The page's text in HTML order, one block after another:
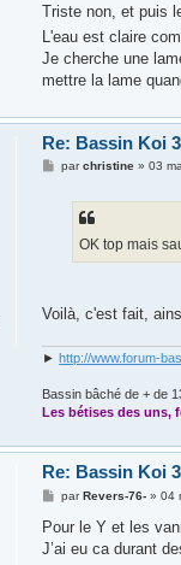
Triste non, et puis
L'eau est claire
Je cherche une
mettre la lame
Re: Bassin Koi
Mparchristine »03
OK top mais
Voilà, c'est fait,
► http://www.forum-
Bassin bâché de + de
Les bétises des uns,
Re: Bassin Koi
M
s
a
parRevers-76- »04
Pour le Y et les
J’ai eu ca durant